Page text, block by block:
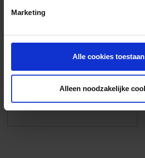
Marketing
Alle cookies toestaan
Alleen noodzakelijke
Foto’s ({{photos.length}})